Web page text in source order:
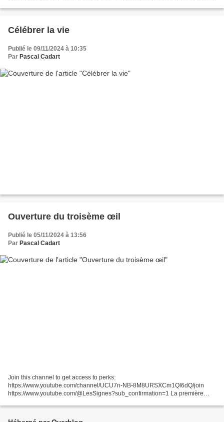
Célébrer la vie
Publié le 09/11/2024 à 10:35
Par Pascal Cadart
Ouverture du troisème œil
Publié le 05/11/2024 à 13:56
Par Pascal Cadart
Join this channel to get access to perks:
https://www.youtube.com/channel/UCU7n-NB-8M8URSXCm1Ql6dQ/join
https://www.youtube.com/@LesSignes?sub_confirmation=1 La première
de...